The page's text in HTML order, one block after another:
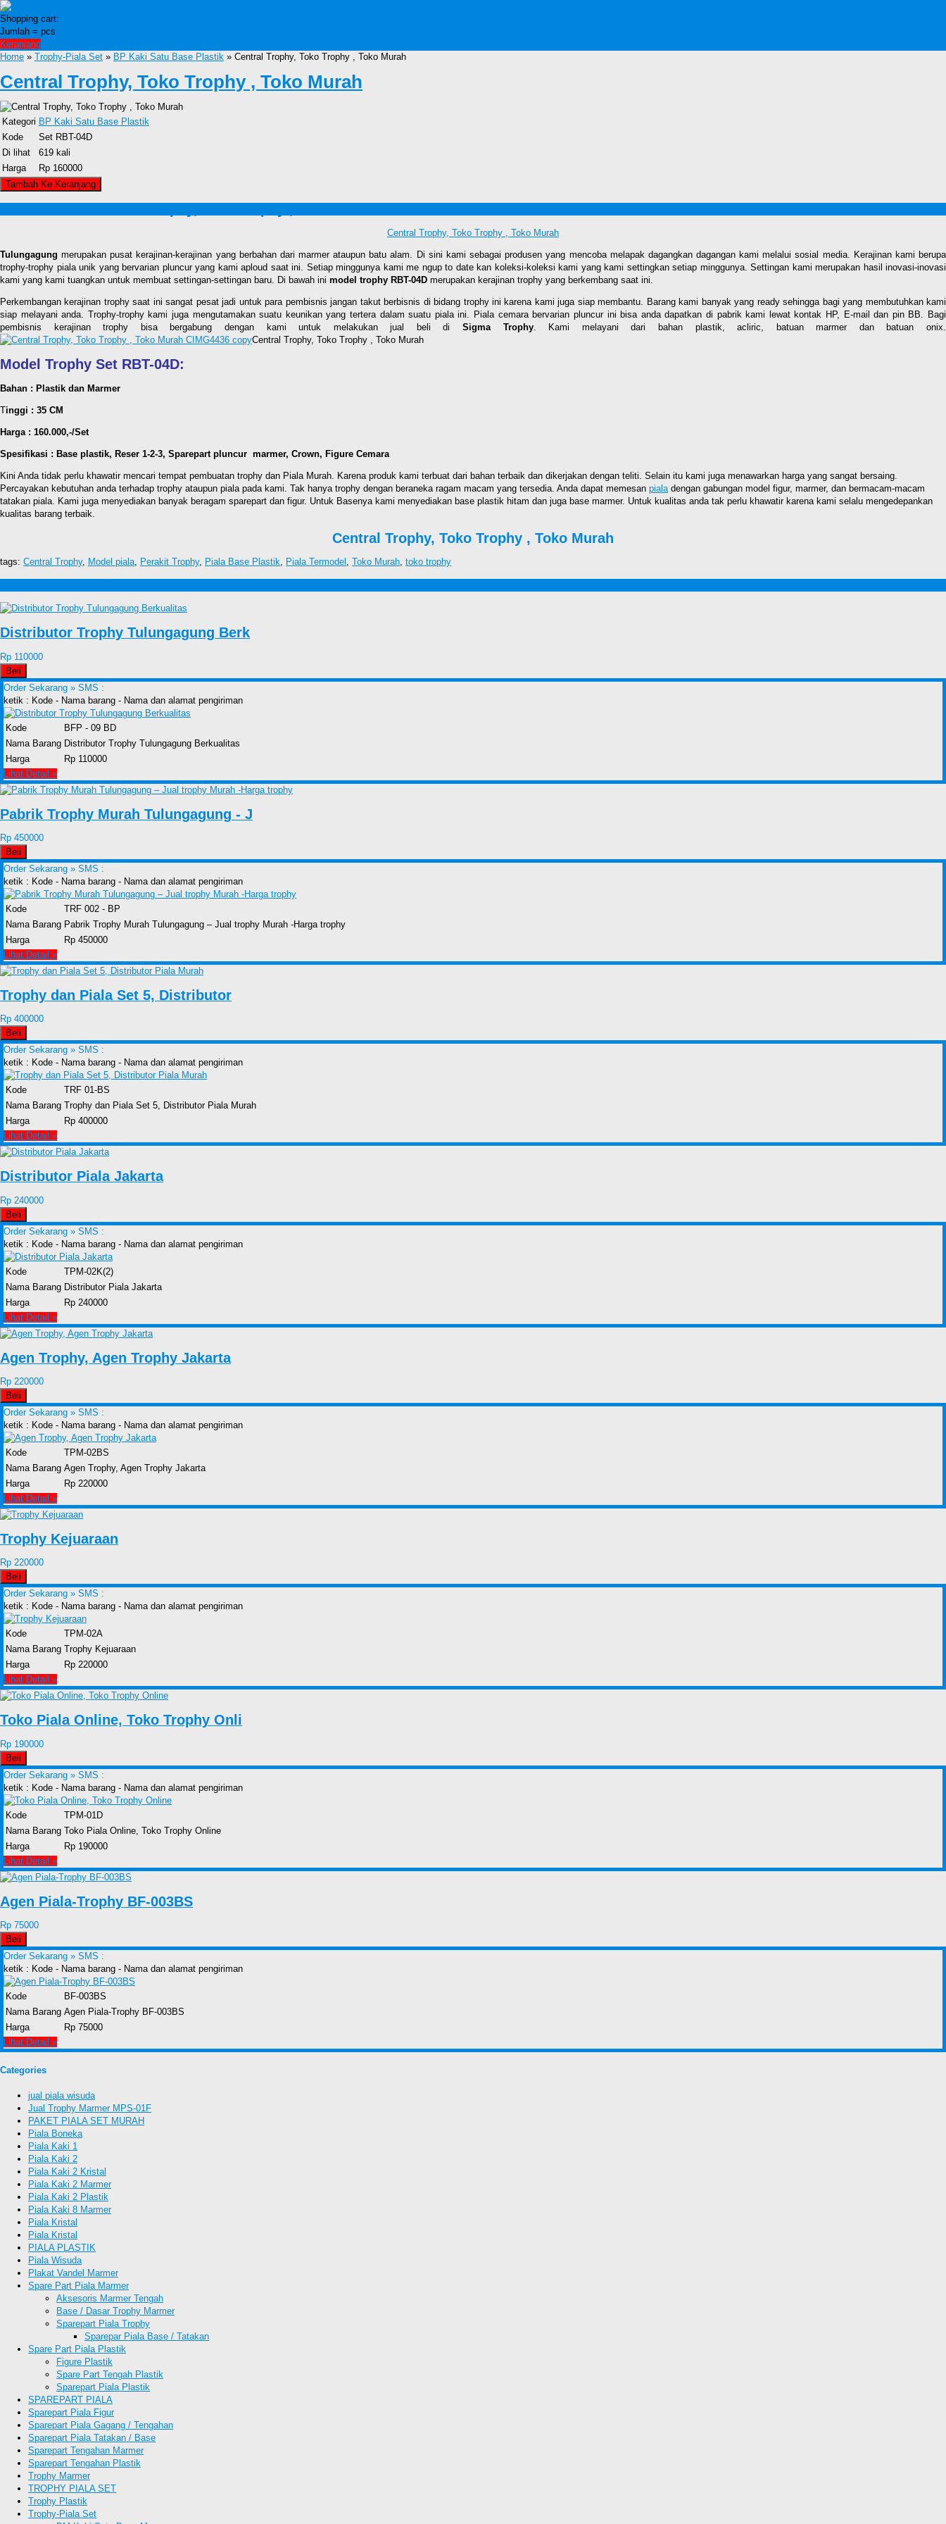
Shopping cart:
Jumlah = pcs
Keranjang
Home » Trophy-Piala Set » BP Kaki Satu Base Plastik » Central Trophy, Toko Trophy , Toko Murah
Central Trophy, Toko Trophy , Toko Murah
Kategori BP Kaki Satu Base Plastik
Kode
Set RBT-04D
Di lihat
619 kali
Harga
Rp 160000
Central Trophy, Toko Trophy , Toko Murah
Tulungagung merupakan pusat kerajinan-kerajinan yang berbahan dari marmer ataupun batu alam. Di sini kami sebagai produsen yang mencoba melapak dagangkan dagangan kami melalui sosial media. Kerajinan kami berupa
trophy-trophy piala unik yang bervarian pluncur yang kami aploud saat ini. Setiap minggunya kami me ngup to date kan koleksi-koleksi kami yang kami settingkan setiap minggunya. Settingan kami merupakan hasil inovasi-inovasi
kami yang kami tuangkan untuk membuat settingan-settingan baru. Di bawah ini model trophy RBT-04D merupakan kerajinan trophy yang berkembang saat ini.
Perkembangan kerajinan trophy saat ini sangat pesat jadi untuk para pembisnis jangan takut berbisnis di bidang trophy ini karena kami juga siap membantu. Barang kami banyak yang ready sehingga bagi yang membutuhkan kami
siap melayani anda. Trophy-trophy kami juga mengutamakan suatu keunikan yang tertera dalam suatu piala ini. Piala cemara bervarian pluncur ini bisa anda dapatkan di pabrik kami lewat kontak HP, E-mail dan pin BB. Bagi
pembisnis kerajinan trophy bisa bergabung dengan kami untuk melakukan jual beli di Sigma Trophy. Kami melayani dari bahan plastik, acliric, batuan marmer dan batuan onix.
Central Trophy, Toko Trophy , Toko Murah
Model Trophy Set RBT-04D:
Bahan : Plastik dan Marmer
Tinggi : 35 CM
Harga : 160.000,-/Set
Spesifikasi : Base plastik, Reser 1-2-3, Sparepart pluncur marmer, Crown, Figure Cemara
Kini Anda tidak perlu khawatir mencari tempat pembuatan trophy dan Piala Murah. Karena produk kami terbuat dari bahan terbaik dan dikerjakan dengan teliti. Selain itu kami juga menawarkan harga yang sangat bersaing.
Percayakan kebutuhan anda terhadap trophy ataupun piala pada kami. Tak hanya trophy dengan beraneka ragam macam yang tersedia. Anda dapat memesan piala dengan gabungan model figur, marmer, dan bermacam-macam
tatakan piala. Kami juga menyediakan banyak beragam sparepart dan figur. Untuk Basenya kami menyediakan base plastik hitam dan juga base marmer. Untuk kualitas anda tak perlu khawatir karena kami selalu mengedepankan
kualitas barang terbaik.
Central Trophy, Toko Trophy , Toko Murah
tags: Central Trophy, Model piala Perakit Trophy, Piala Base Plastik Piala Termodel Toko Murah toko trophy
Distributor Trophy Tulungagung Berk
Rp 110000
Beli
Order Sekarang » SMS :
ketik : Kode - Nama barang - Nama dan alamat pengiriman
Kode
BFP - 09 BD
Nama Barang Distributor Trophy Tulungagung Berkualitas
Harga
Rp 110000
Lihat Detail »
Pabrik Trophy Murah Tulungagung - J
Rp 450000
Beli
Order Sekarang » SMS :
ketik : Kode - Nama barang - Nama dan alamat pengiriman
Kode
TRF 002 - BP
Nama Barang Pabrik Trophy Murah Tulungagung – Jual trophy Murah -Harga trophy
Harga
Rp 450000
Lihat Detail »
Trophy dan Piala Set 5, Distributor
Rp 400000
Beli
Order Sekarang » SMS :
ketik : Kode - Nama barang - Nama dan alamat pengiriman
Kode
TRF 01-BS
Nama Barang Trophy dan Piala Set 5, Distributor Piala Murah
Harga
Rp 400000
Lihat Detail »
Distributor Piala Jakarta
Rp 240000
Beli
Order Sekarang » SMS :
ketik : Kode - Nama barang - Nama dan alamat pengiriman
Kode
TPM-02K(2)
Nama Barang Distributor Piala Jakarta
Harga
Rp 240000
Lihat Detail »
Agen Trophy, Agen Trophy Jakarta
Rp 220000
Beli
Order Sekarang » SMS :
ketik : Kode - Nama barang - Nama dan alamat pengiriman
Kode
TPM-02BS
Nama Barang Agen Trophy, Agen Trophy Jakarta
Harga
Rp 220000
Lihat Detail »
Trophy Kejuaraan
Rp 220000
Beli
Order Sekarang » SMS :
ketik : Kode - Nama barang - Nama dan alamat pengiriman
Kode
TPM-02A
Nama Barang Trophy Kejuaraan
Harga
Rp 220000
Lihat Detail »
Toko Piala Online, Toko Trophy Onli
Rp 190000
Beli
Order Sekarang » SMS :
ketik : Kode - Nama barang - Nama dan alamat pengiriman
Kode
TPM-01D
Nama Barang Toko Piala Online, Toko Trophy Online
Harga
Rp 190000
Lihat Detail »
Agen Piala-Trophy BF-003BS
Rp 75000
Beli
Order Sekarang » SMS :
ketik : Kode - Nama barang - Nama dan alamat pengiriman
Kode
BF-003BS
Nama Barang Agen Piala-Trophy BF-003BS
Harga
Rp 75000
Lihat Detail »
Categories
jual piala wisuda
Jual Trophy Marmer MPS-01F
PAKET PIALA SET MURAH
Piala Boneka
Piala Kaki 1
Piala Kaki 2
Piala Kaki 2 Kristal
Piala Kaki 2 Marmer
Piala Kaki 2 Plastik
Piala Kaki 8 Marmer
Piala Kristal
Piala Kristal
PIALA PLASTIK
Piala Wisuda
Plakat Vandel Marmer
Spare Part Piala Marmer
Aksesoris Marmer Tengah
Base / Dasar Trophy Marmer
Sparepart Piala Trophy
Sparepar Piala Base / Tatakan
Spare Part Piala Plastik
Figure Plastik
Spare Part Tengah Plastik
Sparepart Piala Plastik
SPAREPART PIALA
Sparepart Piala Figur
Sparepart Piala Gagang / Tengahan
Sparepart Piala Tatakan / Base
Sparepart Tengahan Marmer
Sparepart Tengahan Plastik
Trophy Marmer
TROPHY PIALA SET
Trophy Plastik
Trophy-Piala Set